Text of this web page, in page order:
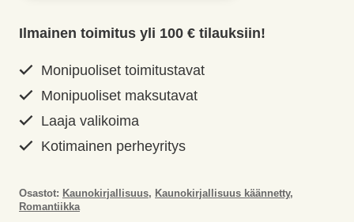
määrä
Ilmainen toimitus yli 100 € tilauksiin!
Monipuoliset toimitustavat
Monipuoliset maksutavat
Laaja valikoima
Kotimainen perheyritys
Osastot: Kaunokirjallisuus, Kaunokirjallisuus käännetty,
Romantiikka